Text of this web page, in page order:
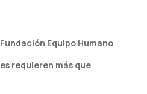
Equipo Humano
requieren más que